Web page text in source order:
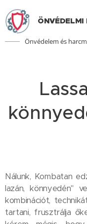
ÖNVÉDELMI
Önvédelem és
Nálunk, Kombatan
lazán, könnyedén"
kombinációt,
tartani, frusztrálja